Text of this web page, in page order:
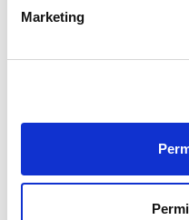
Marketing
Receba todos
tendências e
com toda a